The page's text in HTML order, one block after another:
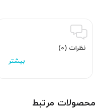
نظرات (0)
محصولات مرتبط